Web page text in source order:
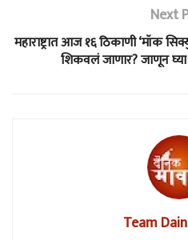
Next
महाराष्ट्रात आज १६ ठिकाणी ‘मॉक
शिकवलं जाणार? जाणून
Team